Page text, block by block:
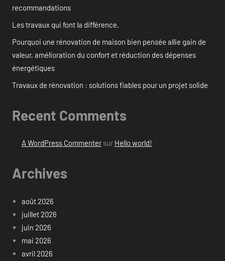
recommandations
Les travaux qui font la différence.
Pourquoi une rénovation de maison bien pensée allie gain de
valeur, amélioration du confort et réduction des dépenses
énergétiques
Travaux de rénovation : solutions fiables pour un projet solide
Recent Comments
A WordPress Commentersur Hello world!
Archives
août 2026
juillet 2026
juin 2026
mai 2026
avril 2026